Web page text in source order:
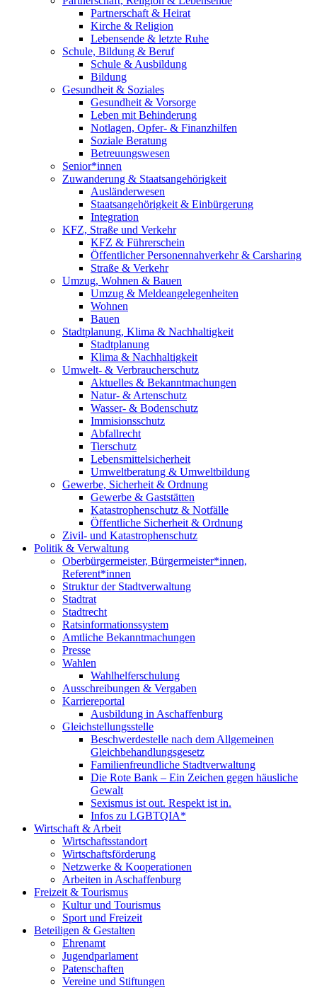
Partnerschaft & Heirat
Kirche & Religion
Lebensende & letzte Ruhe
Schule, Bildung & Beruf
Schule & Ausbildung
Bildung
Gesundheit & Soziales
Gesundheit & Vorsorge
Leben mit Behinderung
Notlagen, Opfer- & Finanzhilfen
Soziale Beratung
Betreuungswesen
Senior*innen
Zuwanderung & Staatsangehörigkeit
Ausländerwesen
Staatsangehörigkeit & Einbürgerung
Integration
KFZ, Straße und Verkehr
KFZ & Führerschein
Öffentlicher Personennahverkehr & Carsharing
Straße & Verkehr
Umzug, Wohnen & Bauen
Umzug & Meldeangelegenheiten
Wohnen
Bauen
Stadtplanung, Klima & Nachhaltigkeit
Stadtplanung
Klima & Nachhaltigkeit
Umwelt- & Verbraucherschutz
Aktuelles & Bekanntmachungen
Natur- & Artenschutz
Wasser- & Bodenschutz
Immisionsschutz
Abfallrecht
Tierschutz
Lebensmittelsicherheit
Umweltberatung & Umweltbildung
Gewerbe, Sicherheit & Ordnung
Gewerbe & Gaststätten
Katastrophenschutz & Notfälle
Öffentliche Sicherheit & Ordnung
Zivil- und Katastrophenschutz
Politik & Verwaltung
Oberbürgermeister, Bürgermeister*innen,
Referent*innen
Struktur der Stadtverwaltung
Stadtrat
Stadtrecht
Ratsinformationssystem
Amtliche Bekanntmachungen
Presse
Wahlen
Wahlhelferschulung
Ausschreibungen & Vergaben
Karriereportal
Ausbildung in Aschaffenburg
Gleichstellungsstelle
Beschwerdestelle nach dem Allgemeinen
Gleichbehandlungsgesetz
Familienfreundliche Stadtverwaltung
Die Rote Bank – Ein Zeichen gegen häusliche
Gewalt
Sexismus ist out. Respekt ist in.
Infos zu LGBTQIA*
Wirtschaft & Arbeit
Wirtschaftsstandort
Wirtschaftsförderung
Netzwerke & Kooperationen
Arbeiten in Aschaffenburg
Freizeit & Tourismus
Kultur und Tourismus
Sport und Freizeit
Beteiligen & Gestalten
Ehrenamt
Jugendparlament
Patenschaften
Vereine und Stiftungen